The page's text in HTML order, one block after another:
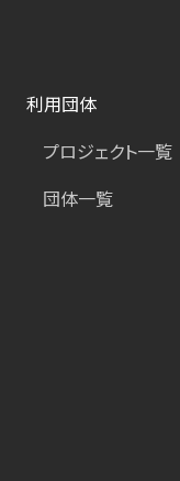
利用団体
プロジェクト一覧
団体一覧